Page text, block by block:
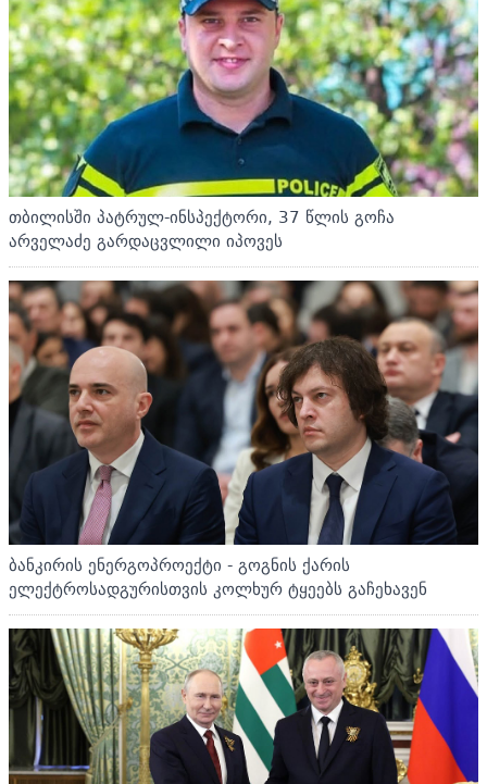
თბილისში პატრულ-ინსპექტორი, 37 წლის გოჩა
არველაძე გარდაცვლილი იპოვეს
ბანკირის ენერგოპროექტი - გოგნის ქარის
ელექტროსადგურისთვის კოლხურ ტყეებს გაჩეხავენ